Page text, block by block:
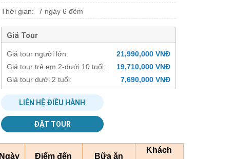
Thời gian:
7 ngày 6 đêm
Giá Tour
Giá tour người lớn:
21,990,000 VNĐ
Giá tour trẻ em 2-dưới 10 tuổi:
19,710,000 VNĐ
Giá tour dưới 2 tuổi:
7,690,000 VNĐ
LIÊN HỆ ĐIỀU HÀNH
ĐẶT TOUR
Ngày Điểm đến Bữa ăn
Khách